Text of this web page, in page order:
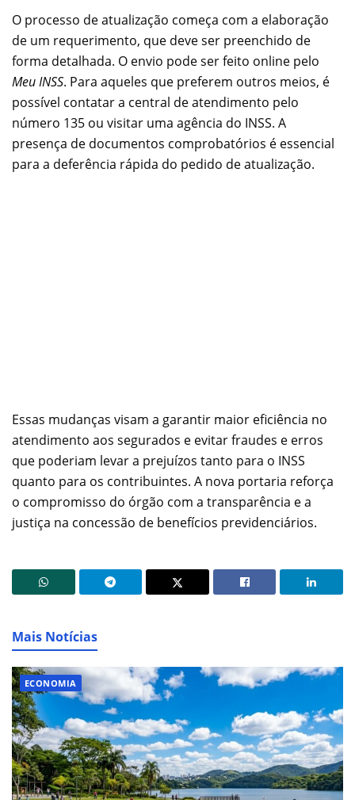
O processo de atualização começa com a elaboração
de um requerimento, que deve ser preenchido de
forma detalhada. O envio pode ser feito online pelo
Meu INSS. Para aqueles que preferem outros meios, é
possível contatar a central de atendimento pelo
número 135 ou visitar uma agência do INSS. A
presença de documentos comprobatórios é essencial
para a deferência rápida do pedido de atualização.
Essas mudanças visam a garantir maior eficiência no
atendimento aos segurados e evitar fraudes e erros
que poderiam levar a prejuízos tanto para o INSS
quanto para os contribuintes. A nova portaria reforça
o compromisso do órgão com a transparência e a
justiça na concessão de benefícios previdenciários.
Mais Notícias
ECONOMIA